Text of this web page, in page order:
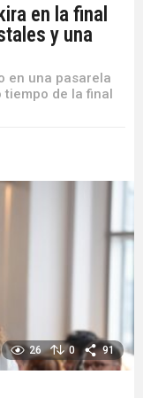
en la final
y una
en una pasarela
tiempo de la final
26 0 91